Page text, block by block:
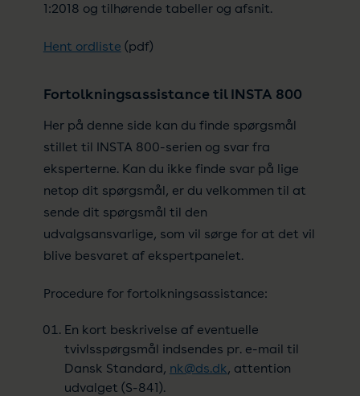
1:2018 og tilhørende tabeller og afsnit.
Hent ordliste (pdf)
Fortolkningsassistance til INSTA 800
Her på denne side kan du finde spørgsmål
stillet til INSTA 800-serien og svar fra
eksperterne. Kan du ikke finde svar på lige
netop dit spørgsmål, er du velkommen til at
sende dit spørgsmål til den
udvalgsansvarlige, som vil sørge for at det vil
blive besvaret af ekspertpanelet.
Procedure for fortolkningsassistance:
En kort beskrivelse af eventuelle
tvivlsspørgsmål indsendes pr. e-mail til
Dansk Standard, nk@ds.dk, attention
udvalget (S-841).